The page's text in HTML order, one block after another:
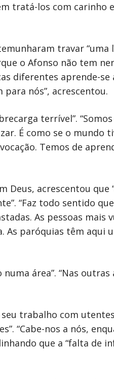
tratá-los com carinho
travar “uma
o Afonso não tem
diferentes aprende-se
para nós”, acrescentou.
terrível”.
É como se o mundo
Temos de
Deus, acrescentou que
“Faz todo sentido
As pessoas mais
As paróquias têm aqui
área”. “Nas outras
trabalho com
“Cabe-nos a nós,
que a “falta de